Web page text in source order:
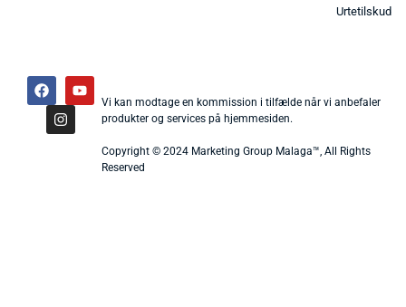
Urtetilskud
Vi kan modtage en kommission i tilfælde når vi anbefaler
produkter og services på hjemmesiden.
Copyright © 2024 Marketing Group Malaga™, All Rights
Reserved